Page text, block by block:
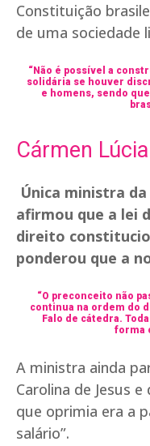
Constituição
de uma sociedade
“Não é possível a
solidária se houver
e homens, sendo
Cármen Lúcia
Única ministra
afirmou que a lei
direito
ponderou que a
“O preconceito não
continua na ordem do
Falo de cátedra.
forma
A ministra ainda
Carolina de Jesus
que oprimia era a
salário”.